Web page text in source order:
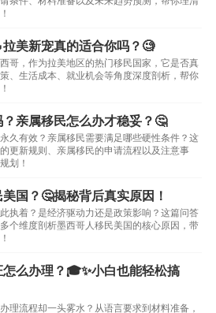
美新宠真的适合你吗？🧐
哥，作为拉美地区的热门移民国家，它是否真
、生活成本、就业机会等角度深度剖析，帮你
亲属移民怎么办才稳妥？🤔
久有效？亲属移民需要满足哪些硬性条件？这
更新规则、亲属移民的申请流程以及注意事
划！
国？🤔揭秘背后真实原因！
执着？是经济驱动力还是政策影响？这篇问答
个维度剖析墨西哥人移民美国的核心原因，带
么办理？🎓✨小白也能轻松搞
理流程却一头雾水？从语言要求到材料准备，